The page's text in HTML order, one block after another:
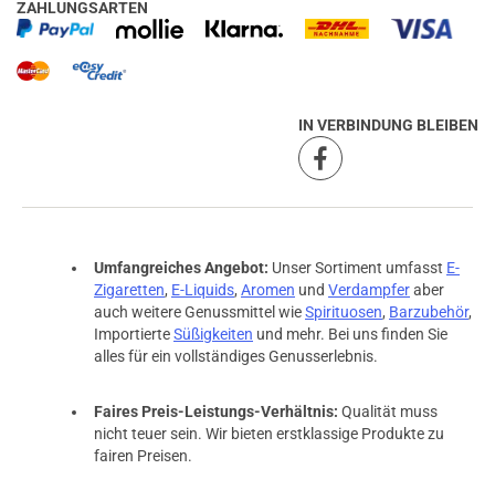
ZAHLUNGSARTEN
IN VERBINDUNG BLEIBEN
Umfangreiches Angebot: Unser Sortiment umfasst E-
Zigaretten, E-Liquids, Aromen und Verdampferaber
auch weitere Genussmittel wieSpirituosen, Barzubehör,
ImportierteSüßigkeiten und mehr. Bei uns finden Sie
alles für ein vollständiges Genusserlebnis.
Faires Preis-Leistungs-Verhältnis: Qualität muss
nicht teuer sein. Wir bieten erstklassige Produkte zu
fairen Preisen.